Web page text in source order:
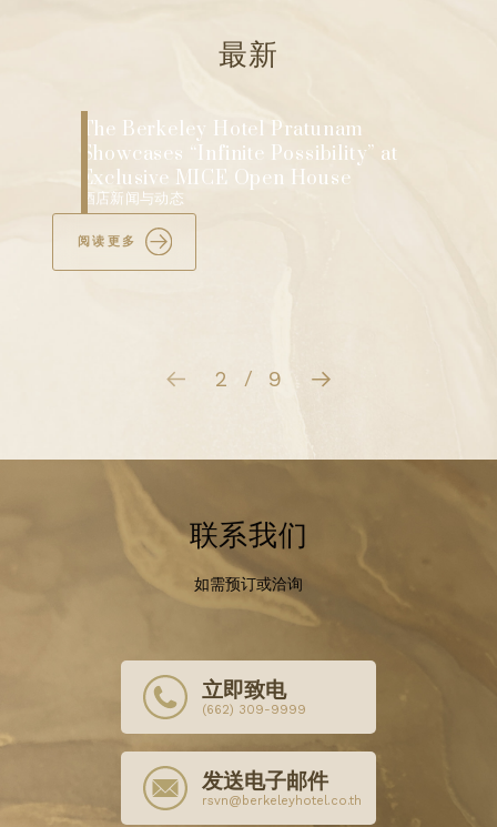
最新
Raise Your Glass: A Celebration of
Wine and Wellness International Wine
Day
酒店新闻与动态
阅读更多
3 / 9
联系我们
如需预订或洽询
立即致电
(662) 309-9999
发送电子邮件
rsvn@berkeleyhotel.co.th